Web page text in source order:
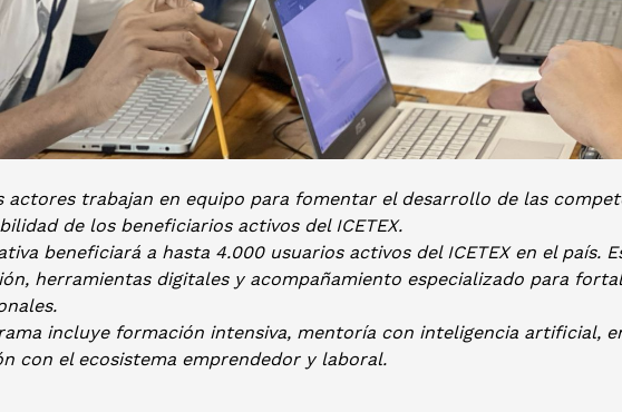
actores trabajan en equipo para fomentar el desarrollo de las
de los beneficiarios activos del ICETEX.
beneficiará a hasta 4.000 usuarios activos del ICETEX en el país.
herramientas digitales y acompañamiento especializado para
incluye formación intensiva, mentoría con inteligencia artificial,
con el ecosistema emprendedor y laboral.